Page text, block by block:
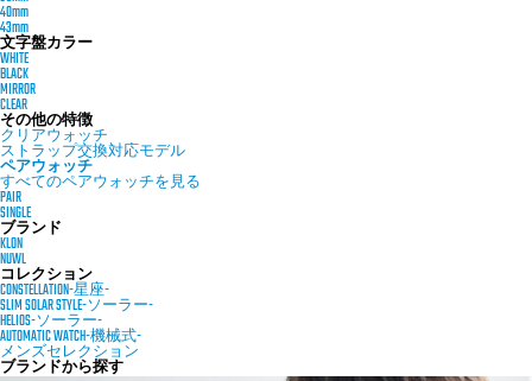
40mm
43mm
文字盤カラー
WHITE
BLACK
MIRROR
CLEAR
その他の特徴
クリアウォッチ
ストラップ交換対応モデル
ペアウォッチ
すべてのペアウォッチを見る
PAIR
SINGLE
ブランド
KLON
NUWL
コレクション
CONSTELLATION-星座-
SLIM SOLAR STYLE-ソーラー-
HELIOS-ソーラー-
AUTOMATIC WATCH-機械式-
メンズセレクション
ブランドから探す